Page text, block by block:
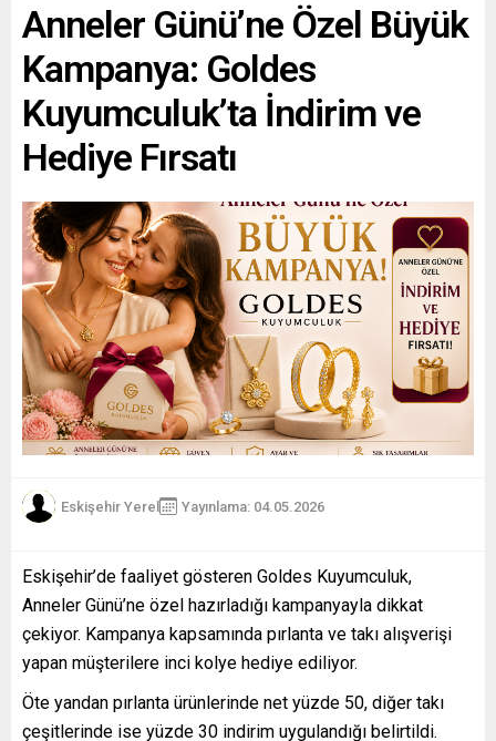
Anneler Günü’ne Özel Büyük
Kampanya: Goldes
Kuyumculuk’ta İndirim ve
Hediye Fırsatı
Eskişehir Yerel Yayınlama: 04.05.2026
Eskişehir’de faaliyet gösteren Goldes Kuyumculuk,
Anneler Günü’ne özel hazırladığı kampanyayla dikkat
çekiyor. Kampanya kapsamında pırlanta ve takı alışverişi
yapan müşterilere inci kolye hediye ediliyor.
Öte yandan pırlanta ürünlerinde net yüzde 50, diğer takı
çeşitlerinde ise yüzde 30 indirim uygulandığı belirtildi.